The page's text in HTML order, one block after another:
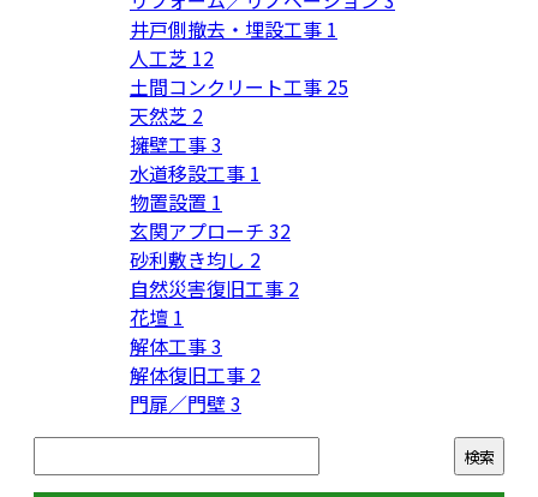
井戸側撤去・埋設工事 1
人工芝 12
土間コンクリート工事 25
天然芝 2
擁壁工事3
水道移設工事 1
物置設置 1
玄関アプローチ 32
砂利敷き均し 2
自然災害復旧工事 2
花壇 1
解体工事3
解体復旧工事 2
門扉／門壁3